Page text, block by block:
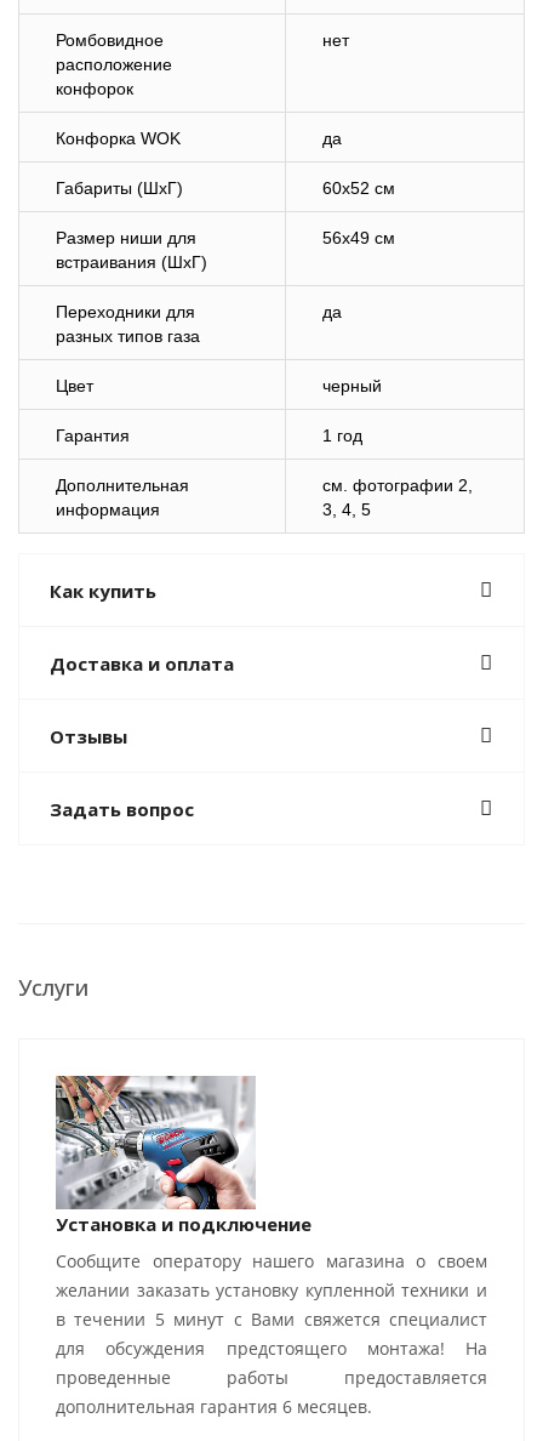
Ромбовидное
расположение
конфорок
нет
Конфорка WOK да
Габариты (ШхГ) 60х52 см
Размер ниши для
встраивания (ШхГ)
56х49 см
Переходники для
разных типов газа
да
Цвет черный
Гарантия 1 год
Дополнительная
информация
см. фотографии 2,
3, 4, 5
Как купить
Доставка и оплата
Отзывы
Задать вопрос
Услуги
Установка и подключение
Сообщите оператору нашего магазина о своем
желании заказать установку купленной техники и
в течении 5 минут с Вами свяжется специалист
для обсуждения предстоящего монтажа! На
проведенные работы предоставляется
дополнительная гарантия 6 месяцев.